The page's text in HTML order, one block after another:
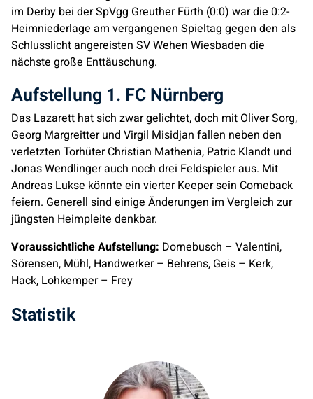
im Derby bei der SpVgg Greuther Fürth (0:0) war die 0:2-
Heimniederlage am vergangenen Spieltag gegen den als
Schlusslicht angereisten SV Wehen Wiesbaden die
nächste große Enttäuschung.
Aufstellung 1. FC Nürnberg
Das Lazarett hat sich zwar gelichtet, doch mit Oliver Sorg,
Georg Margreitter und Virgil Misidjan fallen neben den
verletzten Torhüter Christian Mathenia, Patric Klandt und
Jonas Wendlinger auch noch drei Feldspieler aus. Mit
Andreas Lukse könnte ein vierter Keeper sein Comeback
feiern. Generell sind einige Änderungen im Vergleich zur
jüngsten Heimpleite denkbar.
Voraussichtliche Aufstellung: Dornebusch – Valentini,
Sörensen, Mühl, Handwerker – Behrens, Geis – Kerk,
Hack, Lohkemper – Frey
Statistik